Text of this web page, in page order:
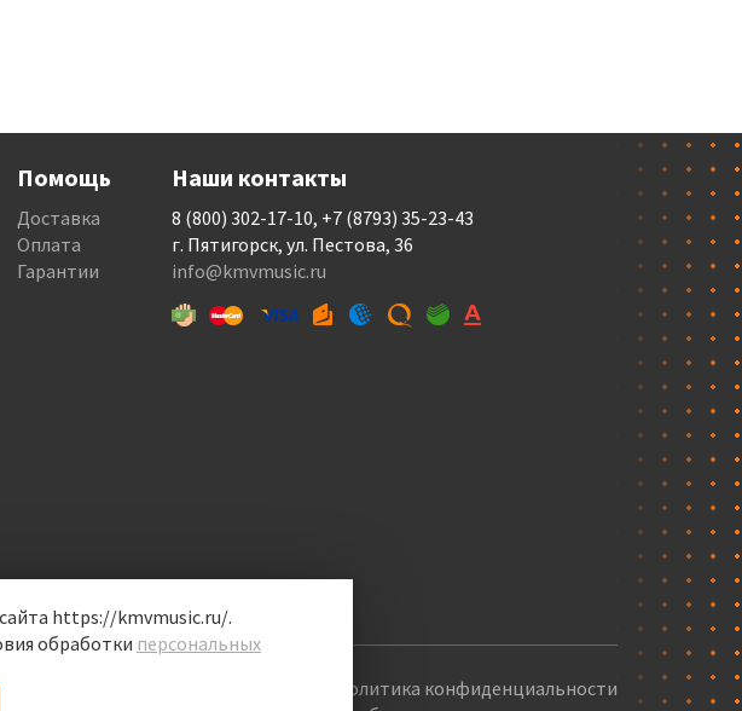
Помощь
Доставка
Оплата
Гарантии
Наши контакты
8 (800) 302-17-10, +7 (8793) 35-23-43
г. Пятигорск, ул. Пестова, 36
info@kmvmusic.ru
Политика конфиденциальности
https://kmvmusic.ru/.
обработки персональных